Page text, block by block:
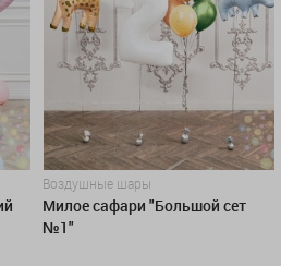
Воздушные шары
Милое сафари "Большой сет
№1"